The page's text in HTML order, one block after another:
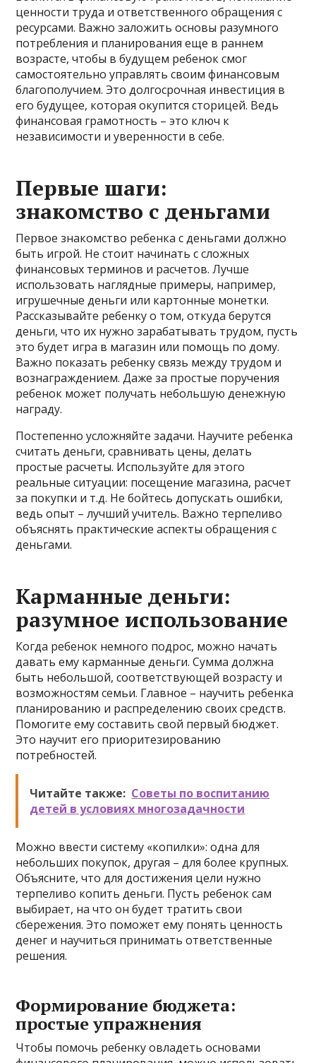
ценности труда и ответственного обращения с
ресурсами. Важно заложить основы разумного
потребления и планирования еще в раннем
возрасте, чтобы в будущем ребенок смог
самостоятельно управлять своим финансовым
благополучием. Это долгосрочная инвестиция в
его будущее, которая окупится сторицей. Ведь
финансовая грамотность – это ключ к
независимости и уверенности в себе.
Первые шаги:
знакомство с деньгами
Первое знакомство ребенка с деньгами должно
быть игрой. Не стоит начинать с сложных
финансовых терминов и расчетов. Лучше
использовать наглядные примеры, например,
игрушечные деньги или картонные монетки.
Рассказывайте ребенку о том, откуда берутся
деньги, что их нужно зарабатывать трудом, пусть
это будет игра в магазин или помощь по дому.
Важно показать ребенку связь между трудом и
вознаграждением. Даже за простые поручения
ребенок может получать небольшую денежную
награду.
Постепенно усложняйте задачи. Научите ребенка
считать деньги, сравнивать цены, делать
простые расчеты. Используйте для этого
реальные ситуации: посещение магазина, расчет
за покупки и т.д. Не бойтесь допускать ошибки,
ведь опыт – лучший учитель. Важно терпеливо
объяснять практические аспекты обращения с
деньгами.
Карманные деньги:
разумное использование
Когда ребенок немного подрос, можно начать
давать ему карманные деньги. Сумма должна
быть небольшой, соответствующей возрасту и
возможностям семьи. Главное – научить ребенка
планированию и распределению своих средств.
Помогите ему составить свой первый бюджет.
Это научит его приоритезированию
потребностей.
Читайте также: Советы по воспитанию
детей в условиях многозадачности
Можно ввести систему «копилки»: одна для
небольших покупок, другая – для более крупных.
Объясните, что для достижения цели нужно
терпеливо копить деньги. Пусть ребенок сам
выбирает, на что он будет тратить свои
сбережения. Это поможет ему понять ценность
денег и научиться принимать ответственные
решения.
Формирование бюджета:
простые упражнения
Чтобы помочь ребенку овладеть основами